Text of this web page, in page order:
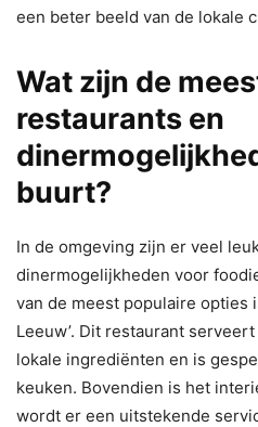
een beter beeld van de lokale
Wat zijn de
restaurants en
buurt?
In de omgeving zijn er veel
dinermogelijkheden voor
van de meest populaire opties
Leeuw’. Dit restaurant
lokale ingrediënten en is
keuken. Bovendien is het
wordt er een uitstekende